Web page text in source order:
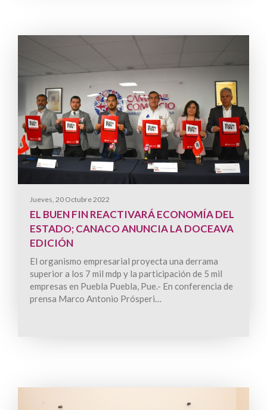
Jueves, 20 Octubre 2022
EL BUEN FIN REACTIVARÁ ECONOMÍA DEL
ESTADO; CANACO ANUNCIA LA DOCEAVA
EDICIÓN
El organismo empresarial proyecta una derrama
superior a los 7 mil mdp y la participación de 5 mil
empresas en Puebla Puebla, Pue.- En conferencia de
prensa Marco Antonio Prósperi…